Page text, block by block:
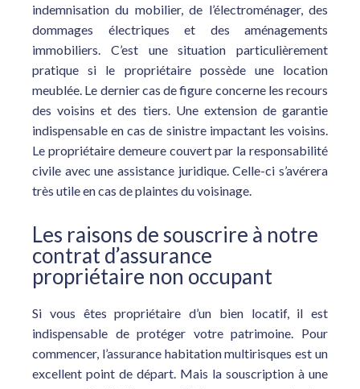
indemnisation du mobilier, de l’électroménager, des
dommages électriques et des aménagements
immobiliers. C’est une situation particulièrement
pratique si le propriétaire possède une location
meublée. Le dernier cas de figure concerne les recours
des voisins et des tiers. Une extension de garantie
indispensable en cas de sinistre impactant les voisins.
Le propriétaire demeure couvert par la responsabilité
civile avec une assistance juridique. Celle-ci s’avérera
très utile en cas de plaintes du voisinage.
Les raisons de souscrire à notre
contrat d’assurance
propriétaire non occupant
Si vous êtes propriétaire d’un bien locatif, il est
indispensable de protéger votre patrimoine. Pour
commencer, l’assurance habitation multirisques est un
excellent point de départ. Mais la souscription à une